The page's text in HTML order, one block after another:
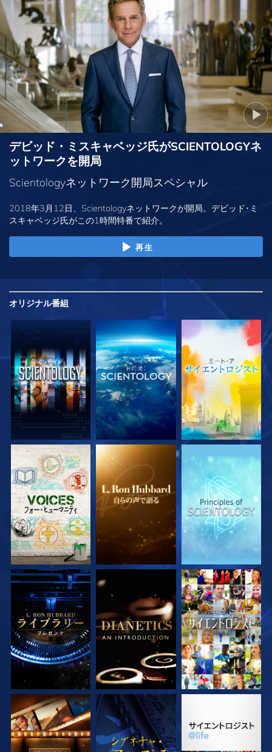
デビッド・ミスキャベッジ氏がSCIENTOLOGYネ
ットワークを開局
Scientologyネットワーク開局スペシャル
2018年3月12日、Scientologyネットワークが開局。デビッド･ミ
スキャベッジ氏がこの1時間特番で紹介。
再生
オリジナル番組
シリーズを探求 シリーズを探求 シリーズを探求
シリーズを探求 シリーズを探求 観る
シリーズを探求 観る シリーズを探求